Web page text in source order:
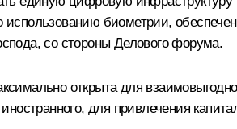
использованию биометрии,
со стороны Делового форума.
открыта для
для привлечения